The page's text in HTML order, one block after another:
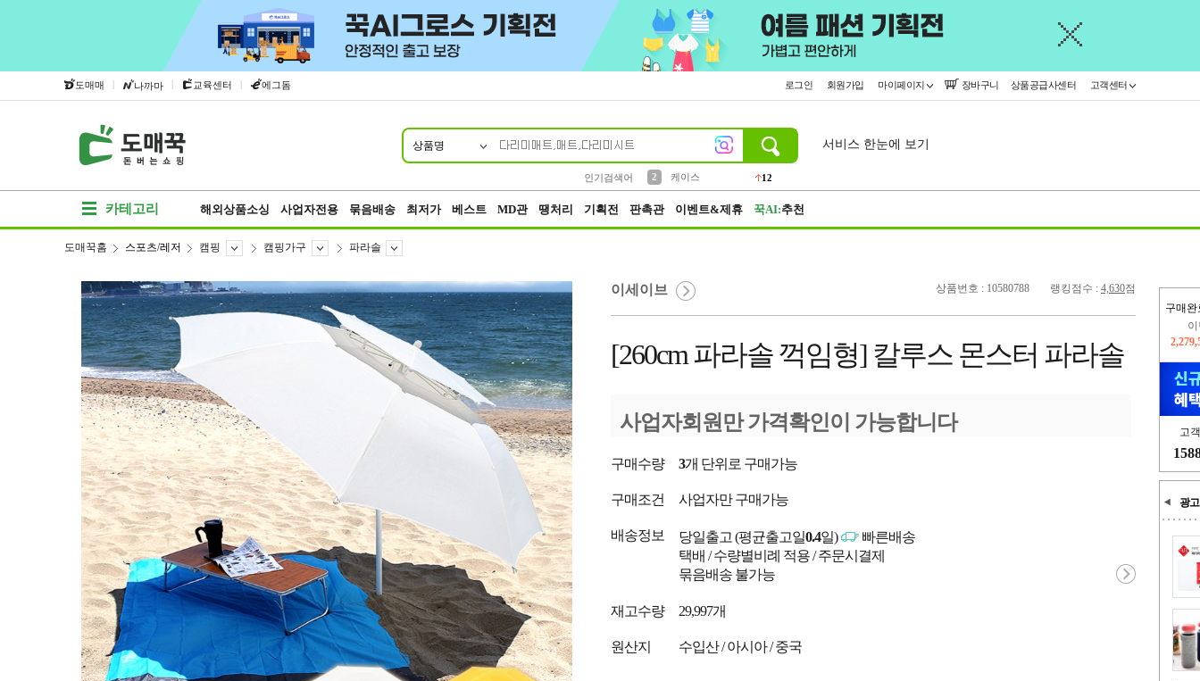
도매매 | 나까마 | 교육센터 | 에그돔 로그인 회원가입 마이페이지 장바구니 상품공급사센터 고객센터
상품명
인기검색어
2
케이스
12
3
생수 454
서비스 한눈에 보기
카테고리 해외상품소싱 사업자전용 묶음배송 최저가 베스트 MD관 땡처리 기획전 판촉관 이벤트&제휴 꾹AI:추천
구매완
고
광고
도매꾹홈 스포츠/레저 캠핑 캠핑가구 파라솔
상품번호 : 10580788 랭킹점수 : 4,630점
이세이브
[260cm 파라솔 꺽임형] 칼루스 몬스터 파라솔
사업자회원만 가격확인이 가능합니다
구매수량 3개 단위로 구매가능
구매조건 사업자만 구매가능
배송정보 당일출고 (평균출고일0.4일)
빠른배송
택배 / 수량별비례 적용 / 주문시결제
묶음배송 불가능
재고수량 29,997개
원산지 수입산 / 아시아 / 중국